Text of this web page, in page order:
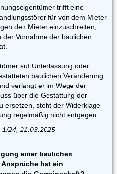
trifft eine
für von dem Mieter
den Mieter einzuschreiten,
der Vornahme der baulichen
auf Unterlassung oder
baulichen Veränderung
verlangt er im Wege der
über die Gestattung der
ersetzen, steht der Widerklage
regelmäßig nicht entgegen.
1/24, 21.03.2025
einer baulichen
Ansprüche hat ein